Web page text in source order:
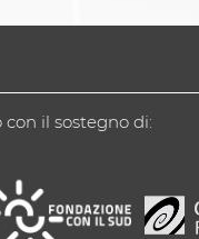
il sostegno di: